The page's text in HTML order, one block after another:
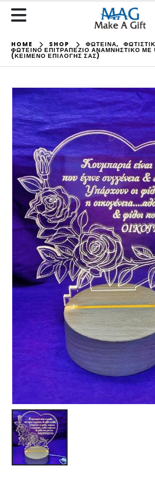
HOME SHOP ΦΩΤΕΙΝΑ,
ΦΩΤΕΙΝΌ ΕΠΙΤΡΑΠΈΖΙΟ ΑΝΑΜΝΗΣΤΙΚΌ ΜΕ
(ΚΕΊΜΕΝΟ ΕΠΙΛΟΓΉΣ ΣΑΣ)